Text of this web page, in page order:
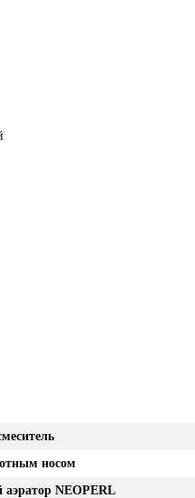
носом
NEOPERL